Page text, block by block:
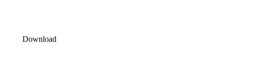
Download